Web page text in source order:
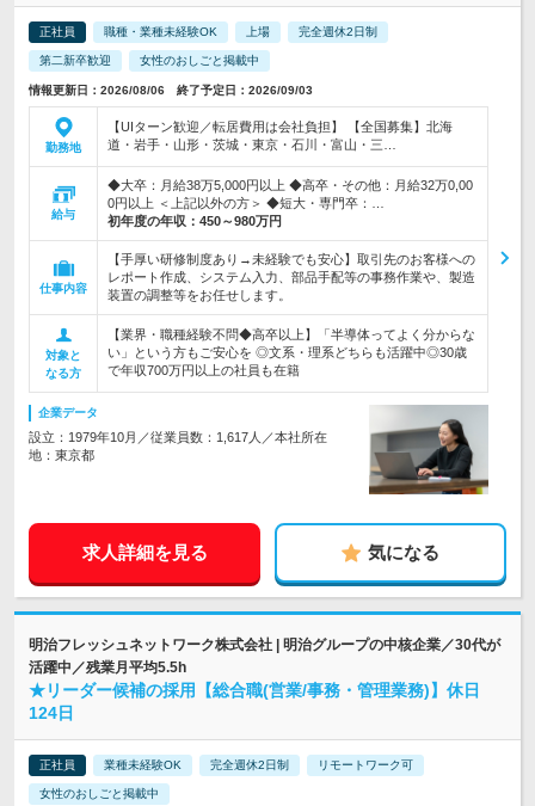
正社員 職種・業種未経験OK 上場 完全週休2日制
第二新卒歓迎 女性のおしごと掲載中
情報更新日：2026/08/06 終了予定日：2026/09/03
勤務地
【UIターン歓迎／転居費用は会社負担】 【全国募集】北海
道・岩手・山形・茨城・東京・石川・富山・三…
給与
◆大卒：月給38万5,000円以上 ◆高卒・その他：月給32万0,00
0円以上 ＜上記以外の方＞ ◆短大・専門卒：…
初年度の年収： 450～980万円
仕事内容
【手厚い研修制度あり→未経験でも安心】取引先のお客様への
レポート作成、システム入力、部品手配等の事務作業や、製造
装置の調整等をお任せします。
対象と
なる方
【業界・職種経験不問◆高卒以上】「半導体ってよく分からな
い」という方もご安心を ◎文系・理系どちらも活躍中◎30歳
で年収700万円以上の社員も在籍
企業データ
設立：1979年10月／従業員数：1,617人／本社所在
地：東京都
求人詳細を見る 気になる
明治フレッシュネットワーク株式会社 | 明治グループの中核企業／30代が
活躍中／残業月平均5.5h
★リーダー候補の採用【総合職(営業/事務・管理業務)】休日
124日
正社員 業種未経験OK 完全週休2日制 リモートワーク可
女性のおしごと掲載中